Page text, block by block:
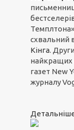
схвальний
Кінга.
найкращих
газет New
журналу